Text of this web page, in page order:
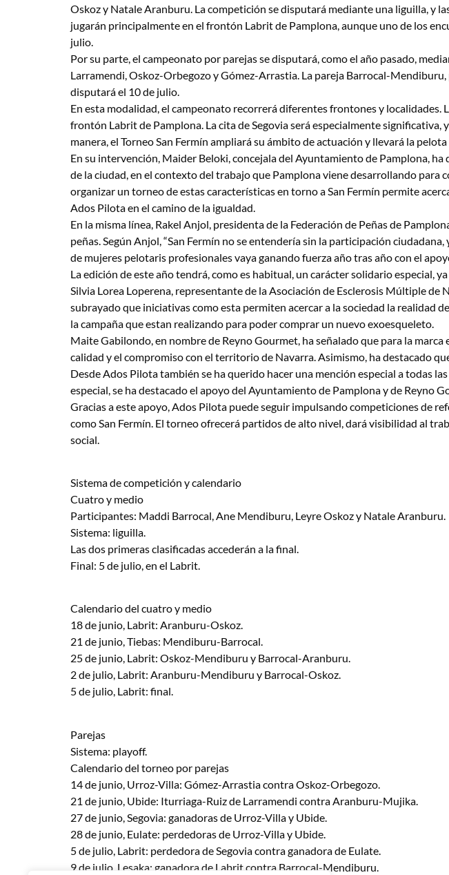
Oskoz y Natale Aranburu. La competición se disputará mediante una liguilla, y
jugarán principalmente en el frontón Labrit de Pamplona, aunque uno de los
julio.
Por su parte, el campeonato por parejas se disputará, como el año pasado,
Larramendi, Oskoz-Orbegozo y Gómez-Arrastia. La pareja Barrocal-
disputará el 10 de julio.
En esta modalidad, el campeonato recorrerá diferentes frontones y localidades.
frontón Labrit de Pamplona. La cita de Segovia será especialmente
manera, el Torneo San Fermín ampliará su ámbito de actuación y llevará la
En su intervención, Maider Beloki, concejala del Ayuntamiento de Pamplona,
de la ciudad, en el contexto del trabajo que Pamplona viene desarrollando
organizar un torneo de estas características en torno a San Fermín permite
Ados Pilota en el camino de la igualdad.
En la misma línea, Rakel Anjol, presidenta de la Federación de Peñas de
peñas. Según Anjol, “San Fermín no se entendería sin la participación
de mujeres pelotaris profesionales vaya ganando fuerza año tras año con el
La edición de este año tendrá, como es habitual, un carácter solidario especial,
Silvia Lorea Loperena, representante de la Asociación de Esclerosis Múltiple
subrayado que iniciativas como esta permiten acercar a la sociedad la realidad
la campaña que estan realizando para poder comprar un nuevo exoesqueleto.
Maite Gabilondo, en nombre de Reyno Gourmet, ha señalado que para la
calidad y el compromiso con el territorio de Navarra. Asimismo, ha destacado
Desde Ados Pilota también se ha querido hacer una mención especial a todas
especial, se ha destacado el apoyo del Ayuntamiento de Pamplona y de Reyno
Gracias a este apoyo, Ados Pilota puede seguir impulsando competiciones de
como San Fermín. El torneo ofrecerá partidos de alto nivel, dará visibilidad al
social.
Sistema de competición y calendario
Cuatro y medio
Participantes: Maddi Barrocal, Ane Mendiburu, Leyre Oskoz y Natale Aranburu.
Sistema: liguilla.
Las dos primeras clasificadas accederán a la final.
Final: 5 de julio, en el Labrit.
Calendario del cuatro y medio
18 de junio, Labrit: Aranburu-Oskoz.
21 de junio, Tiebas: Mendiburu-Barrocal.
25 de junio, Labrit: Oskoz-Mendiburu y Barrocal-Aranburu.
2 de julio, Labrit: Aranburu-Mendiburu y Barrocal-Oskoz.
5 de julio, Labrit: final.
Parejas
Sistema: playoff.
Calendario del torneo por parejas
14 de junio, Urroz-Villa: Gómez-Arrastia contra Oskoz-Orbegozo.
21 de junio, Ubide: Iturriaga-Ruiz de Larramendi contra Aranburu-Mujika.
27 de junio, Segovia: ganadoras de Urroz-Villa y Ubide.
28 de junio, Eulate: perdedoras de Urroz-Villa y Ubide.
5 de julio, Labrit: perdedora de Segovia contra ganadora de Eulate.
9 de julio, Lesaka: ganadora de Labrit contra Barrocal-Mendiburu.